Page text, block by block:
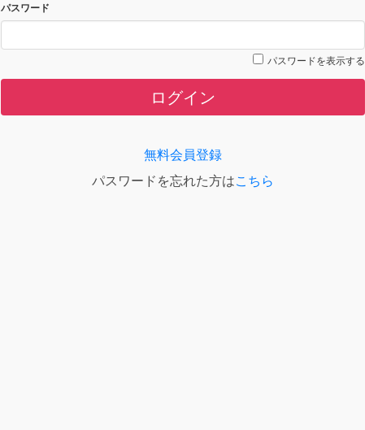
パスワード
パスワードを表示する
ログイン
無料会員登録
パスワードを忘れた方はこちら